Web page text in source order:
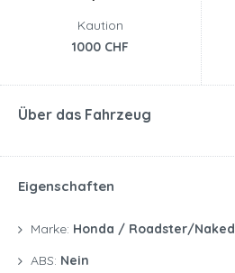
Kaution
1000 CHF
Über das Fahrzeug
Eigenschaften
Marke: Honda / Roadster/naked
ABS: Nein